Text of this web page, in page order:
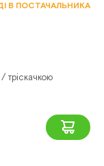
В ПОСТАЧАЛЬНИКА
тріскачкою